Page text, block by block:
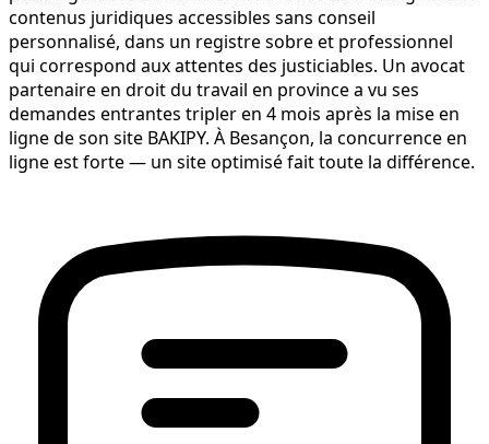
contenus juridiques accessibles sans conseil
personnalisé, dans un registre sobre et professionnel
qui correspond aux attentes des justiciables. Un avocat
partenaire en droit du travail en province a vu ses
demandes entrantes tripler en 4 mois après la mise en
ligne de son site BAKIPY. À Besançon, la concurrence en
ligne est forte — un site optimisé fait toute la différence.